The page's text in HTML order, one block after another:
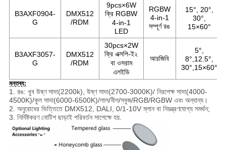
B3AXF0904-
G
DMX512
/RDM
9pcs×6W
ক্রি RGBW
4-in-1
LED
RGBW
4-in-1
সম্পূর্ণ রঙ
15°, 20°,
30°,
15×60°
B3AXF3057-
G
DMX512
/RDM
30pcs×2W
ক্রি এক্সপি-ই২
বা ওসরাম
এলইডি
আরজিবি
5°,
8°,12.5°,
30°,15×60°
মন্তব্য:
1. রঙ: খুব উষ্ণ সাদা(2200k), উষ্ণ সাদা(2700-3000K)/ নিরপেক্ষ সাদা(4000-
4500K)/কুল সাদা(6000-6500K)/লাল/নীল/সবুজ/RGB/RGBW এবং অন্যান্য।
2. অনুরোধের ভিত্তিতে DMX512, DALI, 0/1-10V ম্লান বা নিয়ন্ত্রণযোগ্য সমর্থন;
3. নির্দিষ্টকরণ নোটিশ ছাড়াই পরিবর্তন সাপেক্ষে হয়.